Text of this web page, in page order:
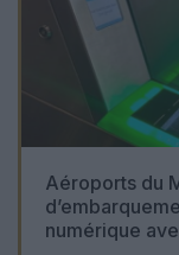
Aéroports du
numérique